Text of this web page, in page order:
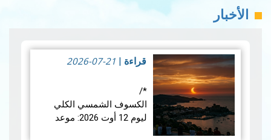
الأخبار
قراءة 2026-07-21
*/
الكسوف الشمسي الكلي
ليوم 12 أوت 2026: موعد